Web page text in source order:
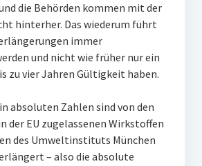
die Behörden kommen mit der
hinterher. Das wiederum führt
immer
und nicht wie früher nur ein
zu vier Jahren Gültigkeit haben.
absoluten Zahlen sind von den
der EU zugelassenen Wirkstoffen
des Umweltinstituts München
– also die absolute